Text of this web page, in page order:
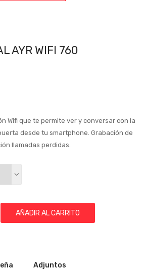
AYR WIFI 760
Wifi que te permite ver y conversar con la
desde tu smartphone. Grabación de
llamadas perdidas.
AÑADIR AL CARRITO
Adjuntos